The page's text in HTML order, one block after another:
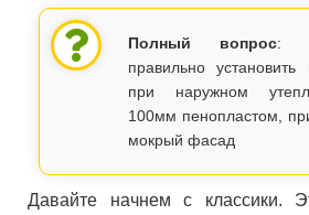
Полный вопрос: /
правильно
при наружном
100мм пенопластом,
мокрый фасад
Давайте начнем с классики.